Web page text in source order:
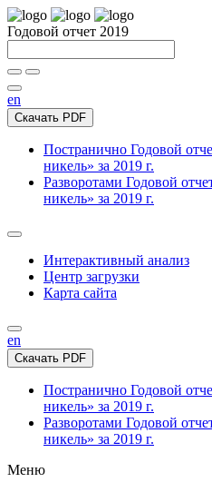
Годовой отчет 2019
en
Скачать PDF
Постранично Годовой
никель» за 2019 г.
Разворотами Годовой
никель» за 2019 г.
Интерактивный анализ
Центр загрузки
Карта сайта
en
Скачать PDF
Постранично Годовой
никель» за 2019 г.
Разворотами Годовой
никель» за 2019 г.
Меню